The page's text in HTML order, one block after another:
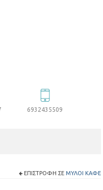
6932435509
ΕΠΙΣΤΡΟΦΉ ΣΕ ΜΎΛΟΙ ΚΑΦΈ